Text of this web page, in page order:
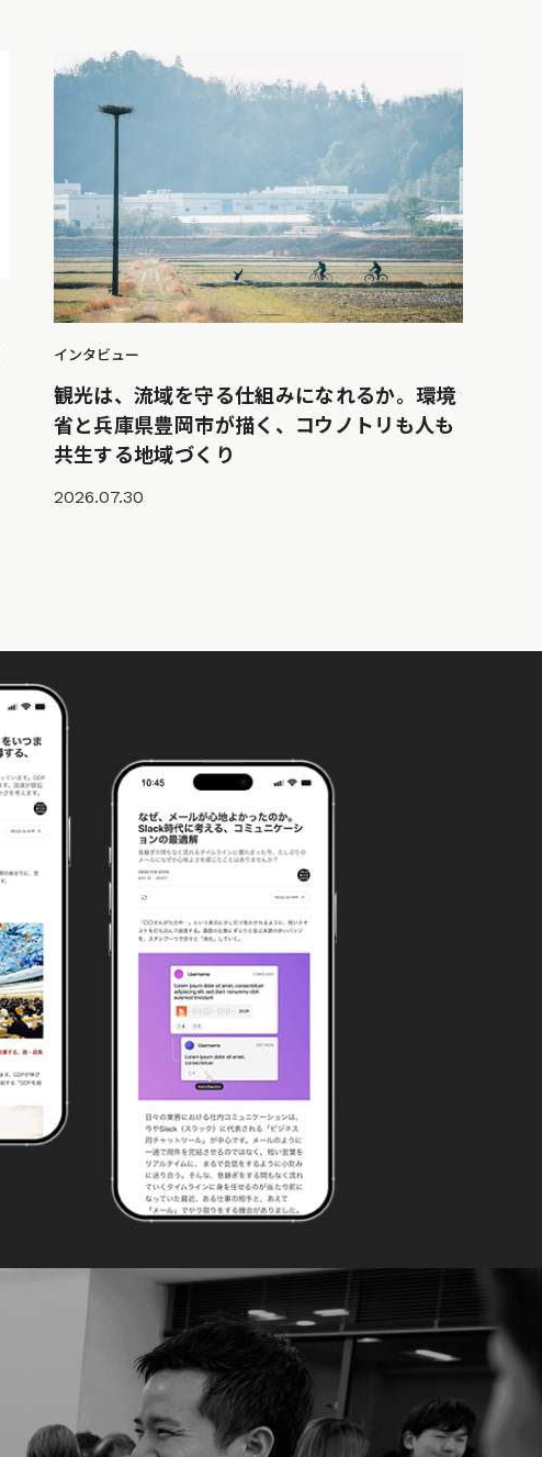
インタビュー
観光は、流域を守る仕組みになれるか。環境
省と兵庫県豊岡市が描く、コウノトリも人も
共生する地域づくり
2026.07.30